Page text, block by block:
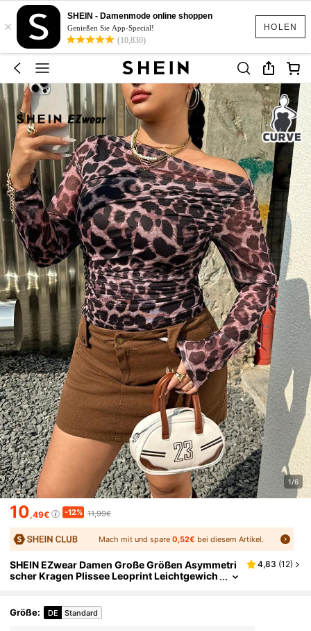
HOLEN
×
SHEIN - Damenmode online shoppen
Genießen Sie App-Special!
(10,830)
1/6
10,49€ -12% 11,99€
Mach mit und spare 0,52€ bei diesem Artikel.
SHEIN EZwear Damen Große Größen Asymmetri
scher Kragen Plissee Leoprint Leichtgewich
4,83 (12)
Größe: DE Standard